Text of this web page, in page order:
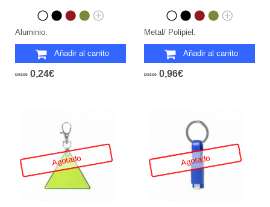
Aluminio.
Añadir al carrito
Desde 0,24€
Metal/ Polipiel.
Añadir al carrito
Desde 0,96€
Agotado Agotado